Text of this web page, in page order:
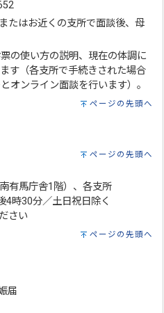
たはお近くの支所で面談後、母
の使い方の説明、現在の体調に
す（各支所で手続きされた場合
オンライン面談を行います）。
ページの先頭へ
ページの先頭へ
有馬庁舎1階）、各支所
4時30分／土日祝日除く
さい
ページの先頭へ
届